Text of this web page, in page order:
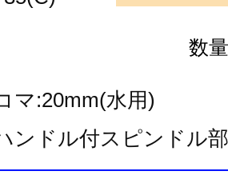
数量
マ:20mm(水用)
ンドル付スピンドル部